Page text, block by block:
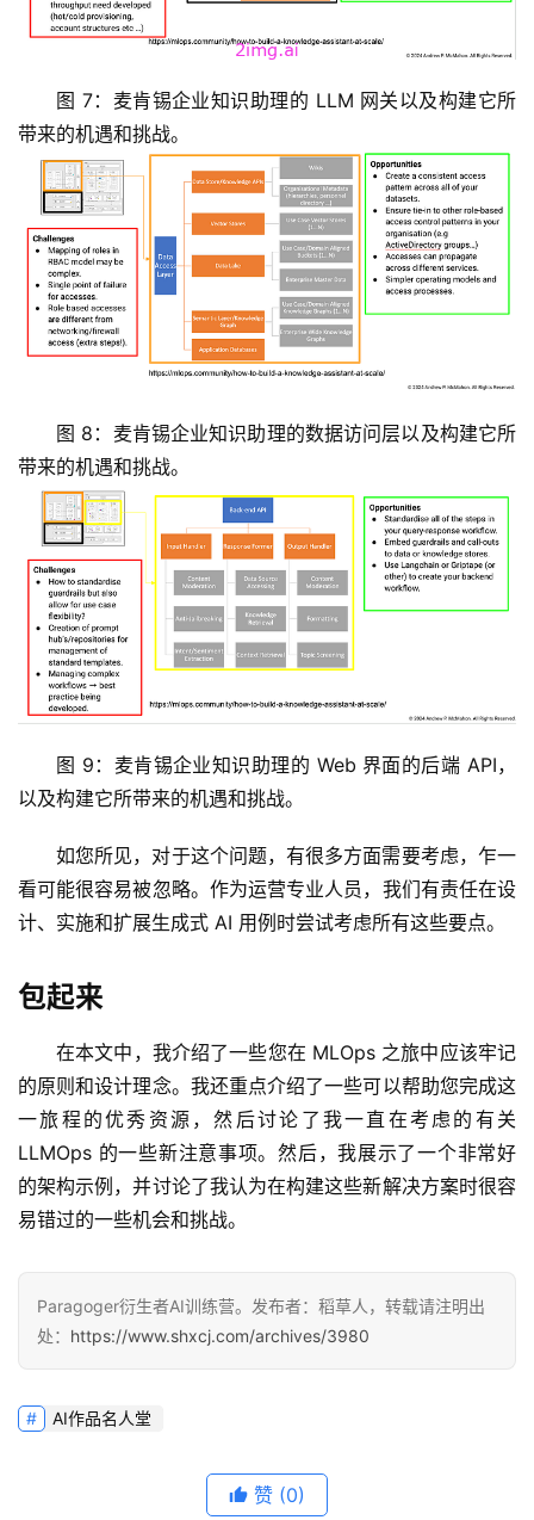
图 7：麦肯锡企业知识助理的 LLM 网关以及构建它所
带来的机遇和挑战。
图 8：麦肯锡企业知识助理的数据访问层以及构建它所
带来的机遇和挑战。
图 9：麦肯锡企业知识助理的 Web 界面的后端 API，
以及构建它所带来的机遇和挑战。
如您所见，对于这个问题，有很多方面需要考虑，乍一
看可能很容易被忽略。作为运营专业人员，我们有责任在设
计、实施和扩展生成式 AI 用例时尝试考虑所有这些要点。
包起来
在本文中，我介绍了一些您在 MLOps 之旅中应该牢记
的原则和设计理念。我还重点介绍了一些可以帮助您完成这
一旅程的优秀资源，然后讨论了我一直在考虑的有关
LLMOps 的一些新注意事项。然后，我展示了一个非常好
的架构示例，并讨论了我认为在构建这些新解决方案时很容
易错过的一些机会和挑战。
Paragoger衍生者AI训练营。发布者：稻草人，转载请注明出
处： https://www.shxcj.com/archives/3980
AI作品名人堂
赞 (0)